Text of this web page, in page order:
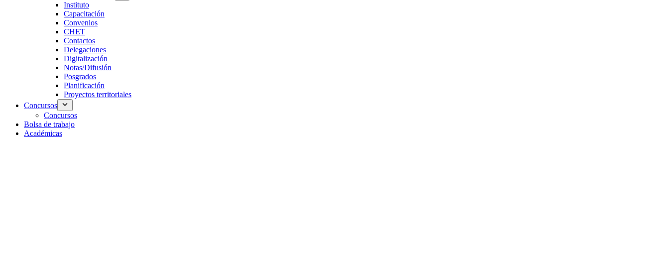
Instituto
Capacitación
Convenios
CHET
Contactos
Delegaciones
Digitalización
Notas/Difusión
Posgrados
Planificación
Proyectos territoriales
Concursos
Concursos
Bolsa de trabajo
Académicas